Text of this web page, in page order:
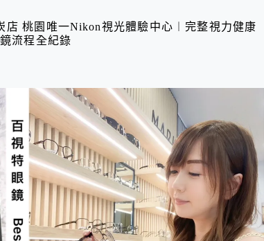
店 桃園唯一Nikon視光體驗中心︱完整視力健康
流程全紀錄